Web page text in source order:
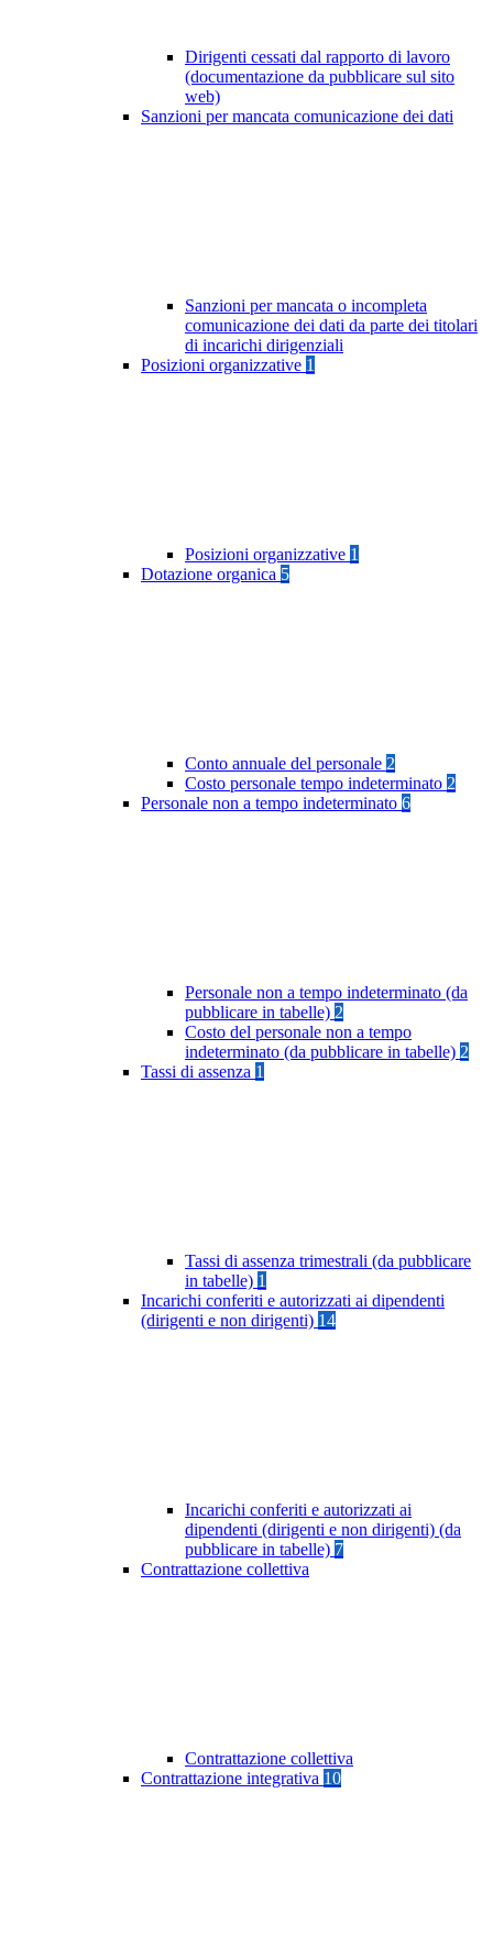
Dirigenti cessati dal rapporto di lavoro
(documentazione da pubblicare sul sito
web)
Sanzioni per mancata comunicazione dei dati
Sanzioni per mancata o incompleta
comunicazione dei dati da parte dei titolari
di incarichi dirigenziali
Posizioni organizzative 1
Posizioni organizzative 1
Dotazione organica 5
Conto annuale del personale 2
Costo personale tempo indeterminato 2
Personale non a tempo indeterminato 6
Personale non a tempo indeterminato (da
pubblicare in tabelle) 2
Costo del personale non a tempo
indeterminato (da pubblicare in tabelle) 2
Tassi di assenza 1
Tassi di assenza trimestrali (da pubblicare
in tabelle) 1
Incarichi conferiti e autorizzati ai dipendenti
(dirigenti e non dirigenti) 14
Incarichi conferiti e autorizzati ai
dipendenti (dirigenti e non dirigenti) (da
pubblicare in tabelle) 7
Contrattazione collettiva
Contrattazione collettiva
Contrattazione integrativa 10